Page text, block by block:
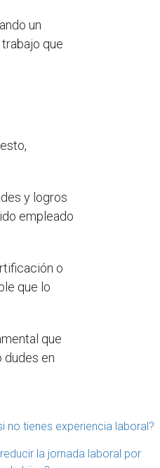
un
que
y logros
empleado
o
que lo
que
dudes en
no tienes experiencia laboral?
la jornada laboral por